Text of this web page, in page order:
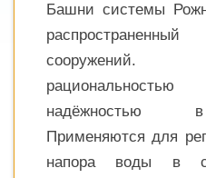
Башни системы
сооружений.
надёжностью
Применяются для
напора воды в